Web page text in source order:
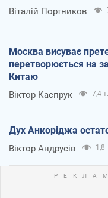
Віталій Портников
Москва висуває
перетворюється на
Китаю
Віктор Каспрук 7,4 т.
Дух Анкоріджа
Віктор Андрусів 1,8